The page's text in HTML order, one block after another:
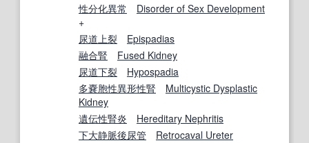
性分化異常
Disorder of Sex Development
+
尿道上裂
Epispadias
融合腎
Fused Kidney
尿道下裂
Hypospadia
多嚢胞性異形性腎
Multicystic Dysplastic
Kidney
遺伝性腎炎
Hereditary Nephritis
下大静脈後尿管
Retrocaval Ureter